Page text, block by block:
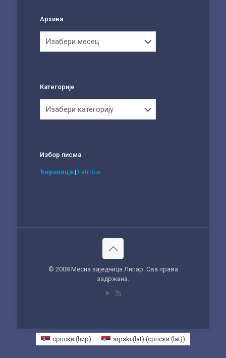
Архива
Категорије
Избор писма
Ћирилица | Latinica
© 2008 Месна заједница Липар. Сва права
задржана.
српски (ћир) srpski (lat) (српски (lat))